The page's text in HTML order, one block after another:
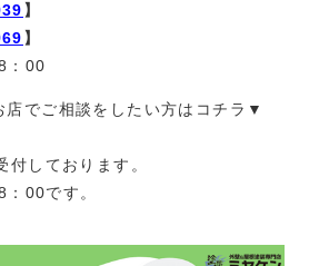
】
】
：00
でご相談をしたい方はコチラ▼
しております。
00です。